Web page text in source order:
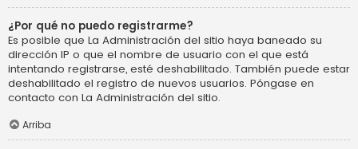
¿Por qué no puedo registrarme?
Es posible que La Administración del sitio haya baneado su
dirección IP o que el nombre de usuario con el que está
intentando registrarse, esté deshabilitado. También puede estar
deshabilitado el registro de nuevos usuarios. Póngase en
contacto con La Administración del sitio.
Arriba